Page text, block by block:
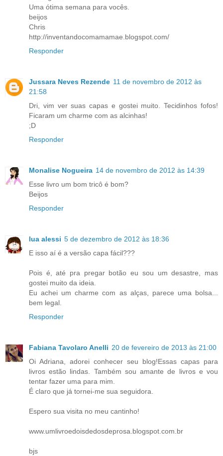
Uma ótima semana para vocês.
beijos
Chris
http://inventandocomamamae.blogspot.com/
Responder
Jussara Neves Rezende 11 de novembro de 2012 às
21:58
Dri, vim ver suas capas e gostei muito. Tecidinhos fofos!
Ficaram um charme com as alcinhas!
;D
Responder
Monalise Nogueira 14 de novembro de 2012 às 14:39
Esse livro um bom tricô é bom?
Beijos
Responder
lua alessi 5 de dezembro de 2012 às 18:36
E isso aí é a versão capa fácil???
Pois é, até pra pregar botão eu sou um desastre, mas
gostei muito da ideia.
Eu achei um charme com as alças, parece uma bolsa...
bem legal.
Responder
Fabiana Tavolaro Anelli 20 de fevereiro de 2013 às 21:00
Oi Adriana, adorei conhecer seu blog!Essas capas para
livros estão lindas. Também sou amante de livros e vou
tentar fazer uma para mim.
É claro que já tornei-me sua seguidora.
Espero sua visita no meu cantinho!
www.umlivroedoisdedosdeprosa.blogspot.com.br
bjs